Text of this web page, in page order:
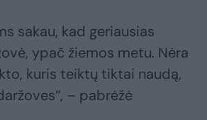
sakau, kad geriausias
ypač žiemos metu. Nėra
kuris teiktų tiktai naudą,
– pabrėžė